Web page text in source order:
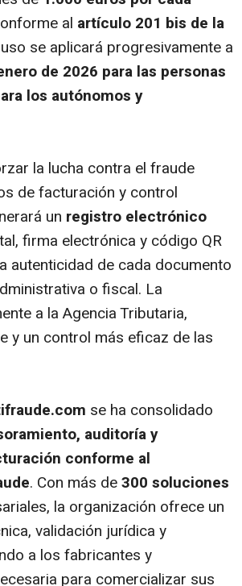
al artículo 201 bis de la
se aplicará progresivamente a
de 2026 para las personas
los autónomos y
la lucha contra el fraude
de facturación y control
un registro electrónico
firma electrónica y código QR
autenticidad de cada documento
o fiscal. La
a la Agencia Tributaria,
y un control más eficaz de las
se ha consolidado
auditoría y
conforme al
. Con más de300 soluciones
la organización ofrece un
validación jurídica y
a los fabricantes y
para comercializar sus